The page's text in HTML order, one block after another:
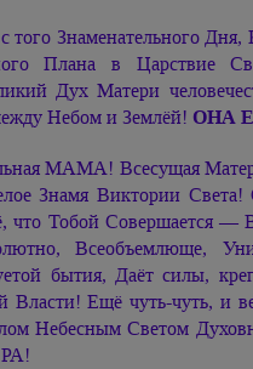
того Знаменательного
Плана в Царствие
Дух Матери
Небом и Землёй! ОНА
МАМА! Всесущая
Знамя Виктории
что Тобой Совершается
Всеобъемлюще,
бытия, Даёт силы,
Ещё чуть-чуть, и
Небесным Светом